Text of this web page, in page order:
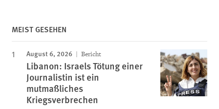
MEIST GESEHEN
August 6, 2026 Bericht
Libanon: Israels Tötung einer
Journalistin ist ein
mutmaßliches
Kriegsverbrechen